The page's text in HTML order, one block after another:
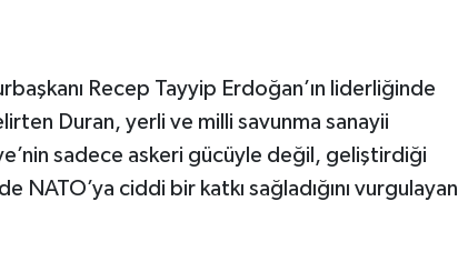
Recep Tayyip Erdoğan’ın liderliğinde
Duran, yerli ve milli savunma sanayii
sadece askeri gücüyle değil, geliştirdiği
NATO’ya ciddi bir katkı sağladığını vurgulayan